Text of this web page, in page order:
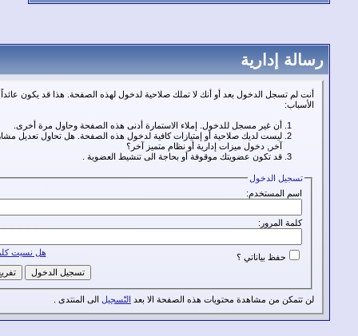
إدارية
تسجل الدخول بعد أو أنك لا تملك صلاحية لدخول لهذه الصفحة. هذا قد يكون عائداً لأحد هذه
أن غير مسجل للدخول. إملاء الاستمارة أدنى هذه الصفحة وحاول مرة أخرى.
ليست لديك صلاحية أو إمتيازات كافية لدخول هذه الصفحة. هل تحاول تعديل مشاركة شخص
آخر, دخول ميزات إدارية أو نظام متميز آخر؟
قد تكون عضويتك موقوفة أو بحاجة الى تنشيط العضوية .
هل نسيت كلمة المرور؟
من مشاهدة محتويات هذه الصفحة الا بعدالتّسجيلالى المنتدى .